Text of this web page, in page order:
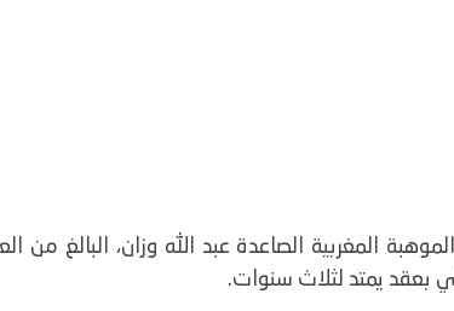
بعقد يمتد لثلاث سنوات.